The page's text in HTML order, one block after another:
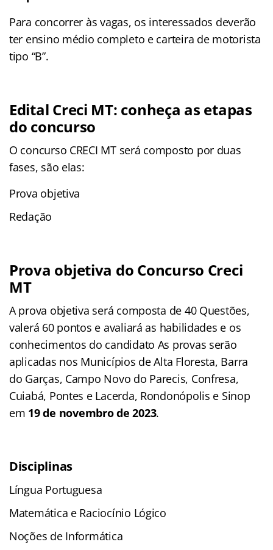
Para concorrer às vagas, os interessados deverão
ter ensino médio completo e carteira de motorista
tipo “B”.
Edital Creci MT: conheça as etapas
do concurso
O concurso CRECI MT será composto por duas
fases, são elas:
Prova objetiva
Redação
Prova objetiva do Concurso Creci
MT
A prova objetiva será composta de 40 Questões,
valerá 60 pontos e avaliará as habilidades e os
conhecimentos do candidato As provas serão
aplicadas nos Municípios de Alta Floresta, Barra
do Garças, Campo Novo do Parecis, Confresa,
Cuiabá, Pontes e Lacerda, Rondonópolis e Sinop
em 19 de novembro de 2023.
Disciplinas
Língua Portuguesa
Matemática e Raciocínio Lógico
Noções de Informática